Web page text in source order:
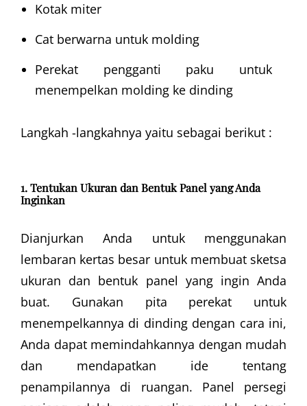
Kotak miter
Cat berwarna untuk molding
Perekat pengganti paku untuk
menempelkan molding ke dinding
Langkah -langkahnya yaitu sebagai berikut :
1. Tentukan Ukuran dan Bentuk Panel yang Anda
Inginkan
Dianjurkan Anda untuk menggunakan
lembaran kertas besar untuk membuat sketsa
ukuran dan bentuk panel yang ingin Anda
buat. Gunakan pita perekat untuk
menempelkannya di dinding dengan cara ini,
Anda dapat memindahkannya dengan mudah
dan mendapatkan ide tentang
penampilannya di ruangan. Panel persegi